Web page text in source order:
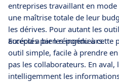
entreprises travaillant en
une maîtrise totale de leur
les dérives. Pour autant les
acceptés par les ingénieurs.
Eurécia a bien répondu à cette
outil simple, facile à prendre
pas les collaborateurs. En
intelligemment les